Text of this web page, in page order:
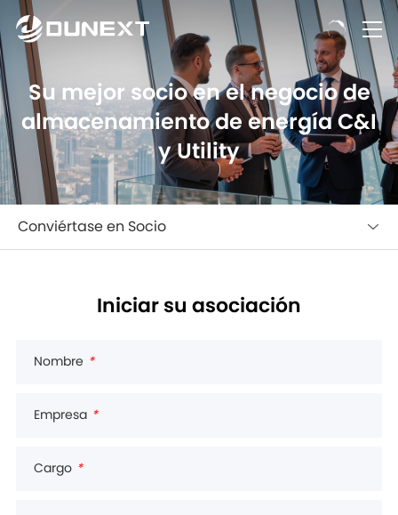
Su mejor socio en el negocio de
almacenamiento de energía C&I
y Utility
Conviértase en Socio
Iniciar su asociación
Nombre *
Empresa *
Cargo *